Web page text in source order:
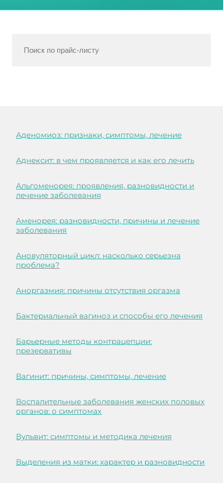
Аденомиоз: признаки, симптомы, лечение
Аднексит: в чем проявляется и как его лечить
Альгоменорея: проявления, разновидности и
лечение заболевания
Аменорея: разновидности, причины и лечение
заболевания
Ановуляторный цикл: насколько серьезна
проблема?
Аноргазмия: причины отсутствия оргазма
Бактериальный вагиноз и способы его лечения
Барьерные методы контрацепции:
презервативы
Вагинит: причины, симптомы, лечение
Воспалительные заболевания женских половых
органов: о симптомах
Вульвит: симптомы и методика лечения
Выделения из матки: характер и разновидности